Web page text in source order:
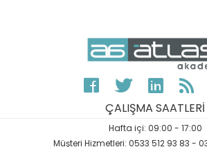
ÇALIŞMA SAATLERİ
Hafta içi: 09:00 - 17:00
Müşteri Hizmetleri: 0533 512 93 83 -